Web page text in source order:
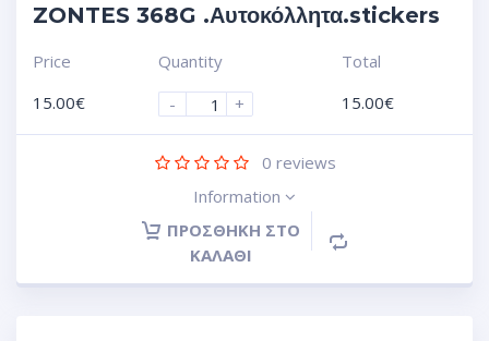
ZONTES 368G .Αυτοκόλλητα.stickers
Price
15.00€
Quantity
-
+
Total
15.00€
0 reviews
Information
ΠΡΟΣΘΉΚΗ ΣΤΟ
ΚΑΛΆΘΙ